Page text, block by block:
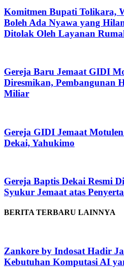
Komitmen Bupati Tolikara,
Boleh Ada Nyawa yang
Ditolak Oleh Layanan
Gereja Baru Jemaat GIDI
Diresmikan, Pembangunan
Miliar
Gereja GIDI Jemaat
Dekai, Yahukimo
Gereja Baptis Dekai Resmi
Syukur Jemaat atas
BERITA TERBARU LAINNYA
Zankore by Indosat Hadir
Kebutuhan Komputasi AI